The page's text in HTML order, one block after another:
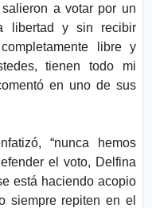
a votar por un
libertad y sin recibir
libre y
tienen todo mi
en uno de sus
“nunca hemos
el voto, Delfina
está haciendo acopio
siempre repiten en el